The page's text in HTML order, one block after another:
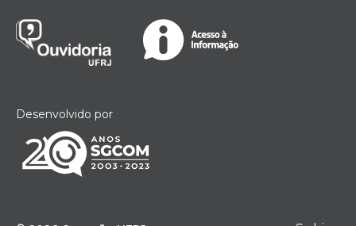
Desenvolvido por